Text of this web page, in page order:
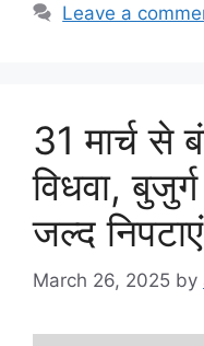
Leave a
31 मार्च से
विधवा,
जल्द
March 26, 2025 by